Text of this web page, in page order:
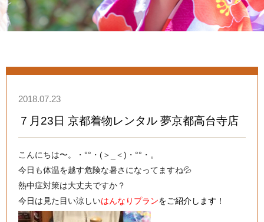
2018.07.23
７月23日 京都着物レンタル 夢京都高台寺店
こんにちは〜。・°°・(＞_＜)・°°・。
今日も体温を越す危険な暑さになってますね💦
熱中症対策は大丈夫ですか？
今日は見た目い涼しいはんなりプランをご紹介します！